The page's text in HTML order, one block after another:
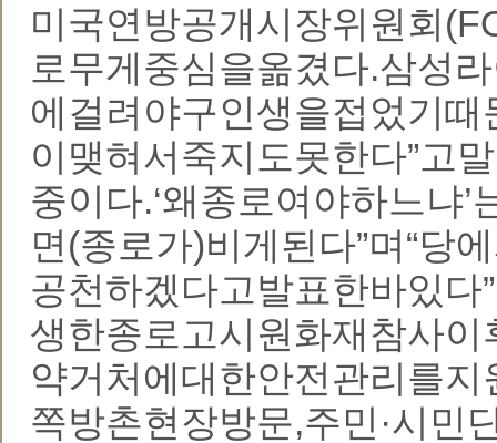
미국연방공개시장위원회
로무게중심을옮겼다.삼성
에걸려야구인생을접었기
이맺혀서죽지도못한다”고
중이다.‘왜종로여야하느냐
면(종로가)비게된다”며“당
공천하겠다고발표한바있
생한종로고시원화재참사
약거처에대한안전관리를
쪽방촌현장방문,주민·시민